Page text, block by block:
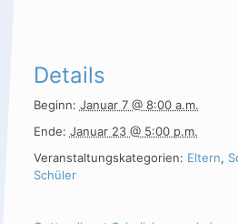
Details
Beginn: Januar 7 @ 8:00 a.m.
Ende: Januar 23 @ 5:00 p.m.
Veranstaltungskategorien: Eltern,
Schüler